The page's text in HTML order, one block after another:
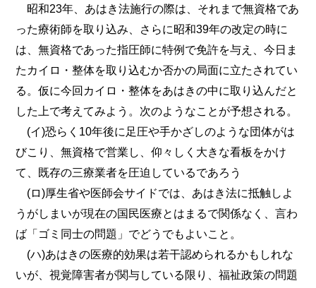
昭和23年、あはき法施行の際は、それまで無資格であ
った療術師を取り込み、さらに昭和39年の改定の時に
は、無資格であった指圧師に特例で免許を与え、今日ま
たカイロ・整体を取り込むか否かの局面に立たされてい
る。仮に今回カイロ・整体をあはきの中に取り込んだと
した上で考えてみよう。次のようなことが予想される。
(イ)恐らく10年後に足圧や手かざしのような団体がは
びこり、無資格で営業し、仰々しく大きな看板をかけ
て、既存の三療業者を圧迫しているであろう
(ロ)厚生省や医師会サイドでは、あはき法に抵触しよ
うがしまいが現在の国民医療とはまるで関係なく、言わ
ば「ゴミ同士の問題」でどうでもよいこと。
(ハ)あはきの医療的効果は若干認められるかもしれな
いが、視覚障害者が関与している限り、福祉政策の問題